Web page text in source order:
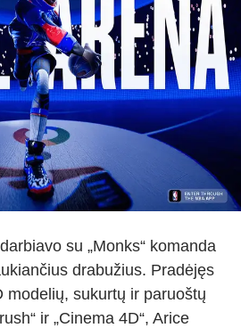
su „Monks“ komanda
drabužius. Pradėjęs
modelių, sukurtų ir paruoštų
ir „Cinema 4D“, Arice